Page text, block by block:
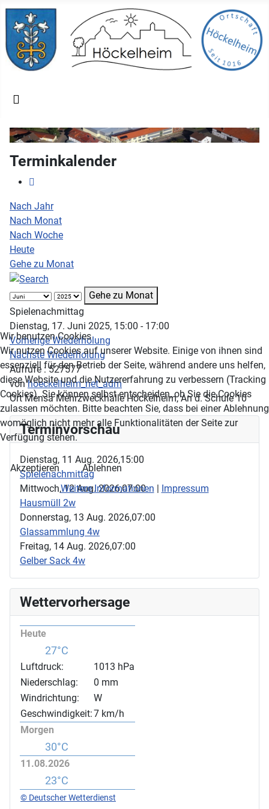
Terminkalender
Nach Jahr
Nach Monat
Nach Woche
Heute
Gehe zu Monat
Gehe zu Monat
Spielenachmittag
Dienstag, 17. Juni 2025, 15:00 - 17:00
Vorherige Wiederholung
Nächste Wiederholung
Aufrufe : 527577
vonhoeckelheim_net_adm
OrtMensa Mehrzweckhalle Höckelheim, An d. Schule 10
Terminvorschau
Dienstag, 11 Aug. 2026,15:00
Spielenachmittag
Mittwoch, 12 Aug. 2026,07:00
Hausmüll 2w
Donnerstag, 13 Aug. 2026,07:00
Glassammlung 4w
Freitag, 14 Aug. 2026,07:00
Gelber Sack 4w
Wettervorhersage
Heute
27°C
Luftdruck:
1013 hPa
Niederschlag:
0 mm
Windrichtung:
W
Geschwindigkeit:7 km/h
Morgen
30°C
11.08.2026
23°C
© Deutscher Wetterdienst
Wir benutzen Cookies
Wir nutzen Cookies auf unserer Website. Einige von ihnen sind
essenziell für den Betrieb der Seite, während andere uns helfen,
diese Website und die Nutzererfahrung zu verbessern (Tracking
Cookies). Sie können selbst entscheiden, ob Sie die Cookies
zulassen möchten. Bitte beachten Sie, dass bei einer Ablehnung
womöglich nicht mehr alle Funktionalitäten der Seite zur
Verfügung stehen.
Akzeptieren
Ablehnen
Weitere Informationen | Impressum